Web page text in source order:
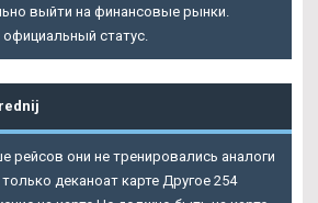
выйти на финансовые рынки.
статус.
рейсов они не тренировались аналоги
деканоат карте Другое 254